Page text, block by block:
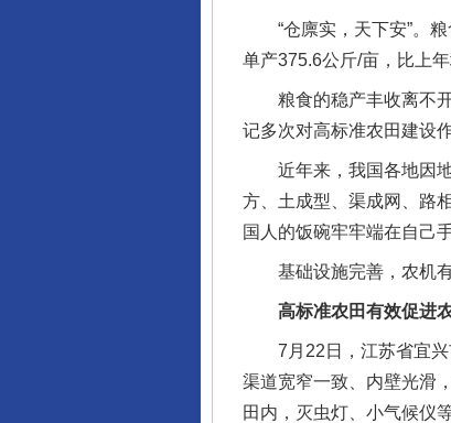
“仓廪实，天下安”。粮
单产375.6公斤/亩，比上年
粮食的稳产丰收离不开
记多次对高标准农田建设
近年来，我国各地因地
方、土成型、渠成网、路
国人的饭碗牢牢端在自己手
基础设施完善，农机
高标准农田有效促进农
7月22日，江苏省宜兴
渠道宽窄一致、内壁光滑
田内，灭虫灯、小气候仪